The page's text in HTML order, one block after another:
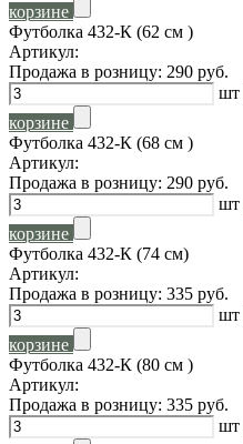
корзине
Футболка 432-К (62 см )
Артикул:
Продажа в розницу: 290 руб.
шт
корзине
Футболка 432-К (68 см )
Артикул:
Продажа в розницу: 290 руб.
шт
корзине
Футболка 432-К (74 см)
Артикул:
Продажа в розницу: 335 руб.
шт
корзине
Футболка 432-К (80 см )
Артикул:
Продажа в розницу: 335 руб.
шт